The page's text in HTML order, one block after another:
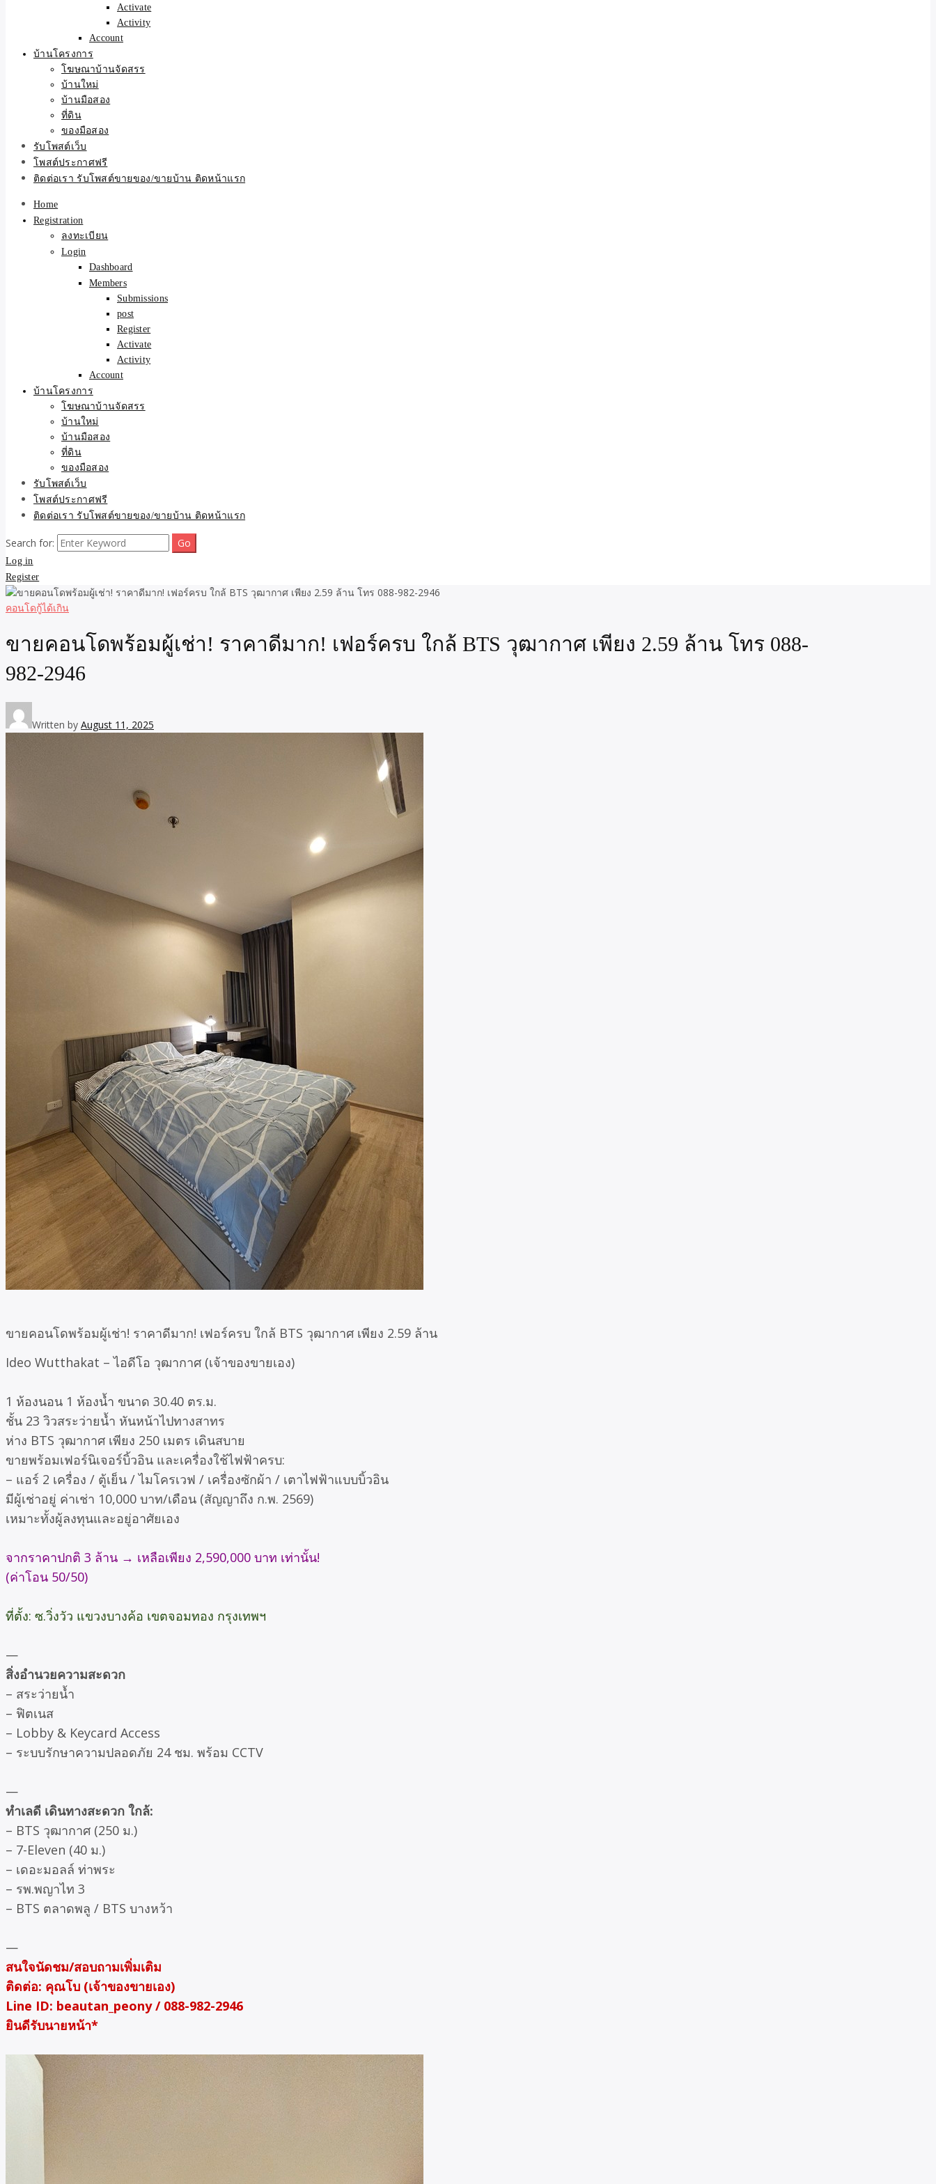
Activate
Activity
Account
บ้านโครงการ
โฆษณาบ้านจัดสรร
บ้านใหม่
บ้านมือสอง
ที่ดิน
ของมือสอง
รับโพสต์เว็บ
โพสต์ประกาศฟรี
ติดต่อเรา รับโพสต์ขายของ/ขายบ้าน ติดหน้าแรก
Home
Registration
ลงทะเบียน
Login
Dashboard
Members
Submissions
post
Register
Activate
Activity
Account
บ้านโครงการ
โฆษณาบ้านจัดสรร
บ้านใหม่
บ้านมือสอง
ที่ดิน
ของมือสอง
รับโพสต์เว็บ
โพสต์ประกาศฟรี
ติดต่อเรา รับโพสต์ขายของ/ขายบ้าน ติดหน้าแรก
Search for:
Log in
Register
คอนโดกู้ได้เกิน
ขายคอนโดพร้อมผู้เช่า! ราคาดีมาก! เฟอร์ครบ ใกล้ BTS วุฒากาศ เพียง 2.59 ล้าน โทร 088-
982-2946
Written by August 11, 2025
ขายคอนโดพร้อมผู้เช่า! ราคาดีมาก! เฟอร์ครบ ใกล้ BTS วุฒากาศ เพียง 2.59 ล้าน
Ideo Wutthakat – ไอดีโอ วุฒากาศ (เจ้าของขายเอง)
1 ห้องนอน 1 ห้องน้ำ ขนาด 30.40 ตร.ม.
ชั้น 23 วิวสระว่ายน้ำ หันหน้าไปทางสาทร
ห่าง BTS วุฒากาศ เพียง 250 เมตร เดินสบาย
ขายพร้อมเฟอร์นิเจอร์บิ้วอิน และเครื่องใช้ไฟฟ้าครบ:
– แอร์ 2 เครื่อง / ตู้เย็น / ไมโครเวฟ / เครื่องซักผ้า / เตาไฟฟ้าแบบบิ้วอิน
มีผู้เช่าอยู่ ค่าเช่า 10,000 บาท/เดือน (สัญญาถึง ก.พ. 2569)
เหมาะทั้งผู้ลงทุนและอยู่อาศัยเอง
จากราคาปกติ 3 ล้าน → เหลือเพียง 2,590,000 บาท เท่านั้น!
(ค่าโอน 50/50)
ที่ตั้ง: ซ.วิ่งวัว แขวงบางค้อ เขตจอมทอง กรุงเทพฯ
—
สิ่งอำนวยความสะดวก
– สระว่ายน้ำ
– ฟิตเนส
– Lobby & Keycard Access
– ระบบรักษาความปลอดภัย 24 ชม. พร้อม CCTV
—
ทำเลดี เดินทางสะดวก ใกล้:
– BTS วุฒากาศ (250 ม.)
– 7-Eleven (40 ม.)
– เดอะมอลล์ ท่าพระ
– รพ.พญาไท 3
– BTS ตลาดพลู / BTS บางหว้า
—
สนใจนัดชม/สอบถามเพิ่มเติม
ติดต่อ: คุณโบ (เจ้าของขายเอง)
Line ID: beautan_peony / 088-982-2946
ยินดีรับนายหน้า*